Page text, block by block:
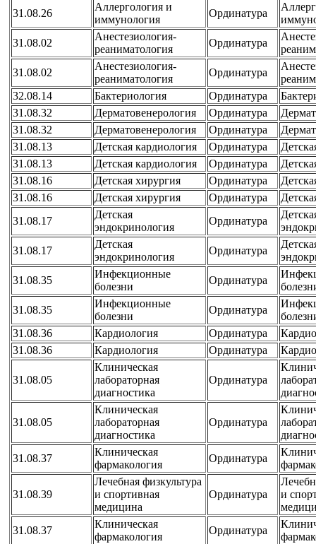
31.08.26
Аллергология и
иммунология
Ординатура
31.08.02
Анестезиология-
реаниматология
Ординатура
31.08.02
Анестезиология-
реаниматология
Ординатура
32.08.14
Бактериология Ординатура
31.08.32
Дерматовенерология Ординатура
31.08.32
Дерматовенерология Ординатура
31.08.13
Детская кардиология Ординатура
31.08.13
Детская кардиология Ординатура
31.08.16
Детская хирургия Ординатура
31.08.16
Детская хирургия Ординатура
31.08.17
Детская
эндокринология
Ординатура
31.08.17
Детская
эндокринология
Ординатура
31.08.35
Инфекционные
болезни
Ординатура
31.08.35
Инфекционные
болезни
Ординатура
31.08.36
Кардиология Ординатура
31.08.36
Кардиология Ординатура
31.08.05
Клиническая
лабораторная
диагностика
Ординатура
31.08.05
Клиническая
лабораторная
диагностика
Ординатура
31.08.37
Клиническая
фармакология
Ординатура
31.08.39
Лечебная физкультура
и спортивная
медицина
Ординатура
и
31.08.37
Клиническая
фармакология
Ординатура